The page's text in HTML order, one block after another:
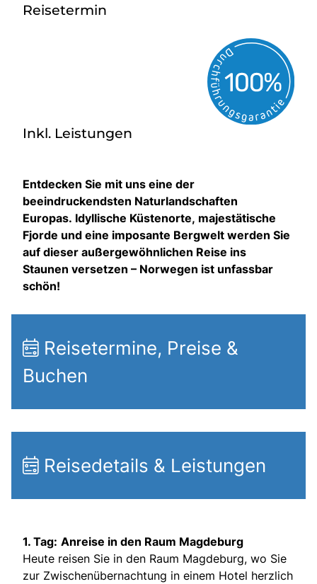
Reisetermin
Inkl. Leistungen
Entdecken Sie mit uns eine der
beeindruckendsten Naturlandschaften
Europas. Idyllische Küstenorte, majestätische
Fjorde und eine imposante Bergwelt werden Sie
auf dieser außergewöhnlichen Reise ins
Staunen versetzen – Norwegen ist unfassbar
schön!
Reisetermine, Preise &
Buchen
Reisedetails & Leistungen
1. Tag: Anreise in den Raum Magdeburg
Heute reisen Sie in den Raum Magdeburg, wo Sie
zur Zwischenübernachtung in einem Hotel herzlich